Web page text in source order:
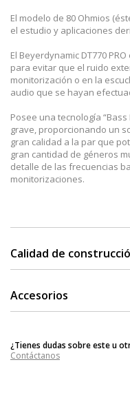
El modelo de 80 Ohmios
el estudio y aplicaciones
El Beyerdynamic DT770
para evitar que el ruido
monitorización o en la
audio que se hayan
Posee una tecnología
grave, proporcionando un
gran calidad a la par que
gran cantidad de géneros
detalle de las frecuencias
monitorizaciones.
Calidad de
confortable gracias a sus
un material suave y
El Beyerdynamic DT770
Accesorios
Adaptador 6.3mm a
¿Tienes dudas sobre este u
Contáctanos